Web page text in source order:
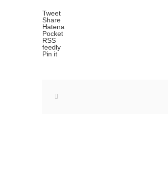
Tweet
Share
Hatena
Pocket
RSS
feedly
Pin it